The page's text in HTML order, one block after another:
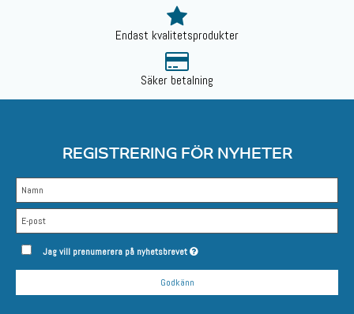
Endast kvalitetsprodukter
Säker betalning
REGISTRERING FÖR NYHETER
Jag vill prenumerera på nyhetsbrevet
Godkänn